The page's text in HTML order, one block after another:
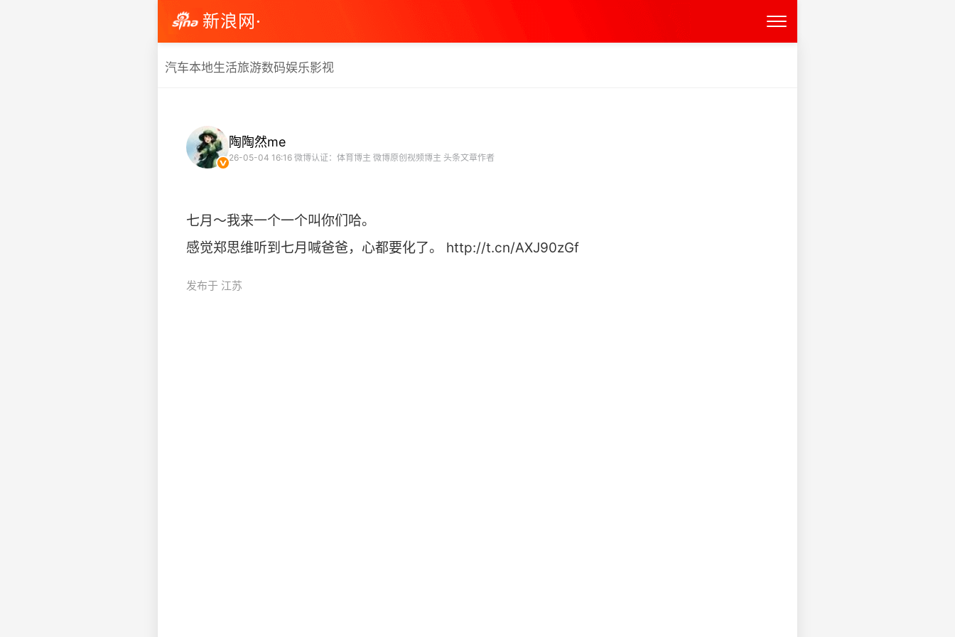
新浪网·
汽车本地生活旅游数码娱乐影视
陶陶然me
26-05-04 16:16 微博认证：体育博主 微博原创视频博主 头条文章作者
七月～我来一个一个叫你们哈。
感觉郑思维听到七月喊爸爸，心都要化了。 http://t.cn/AXJ90zGf ​
发布于 江苏